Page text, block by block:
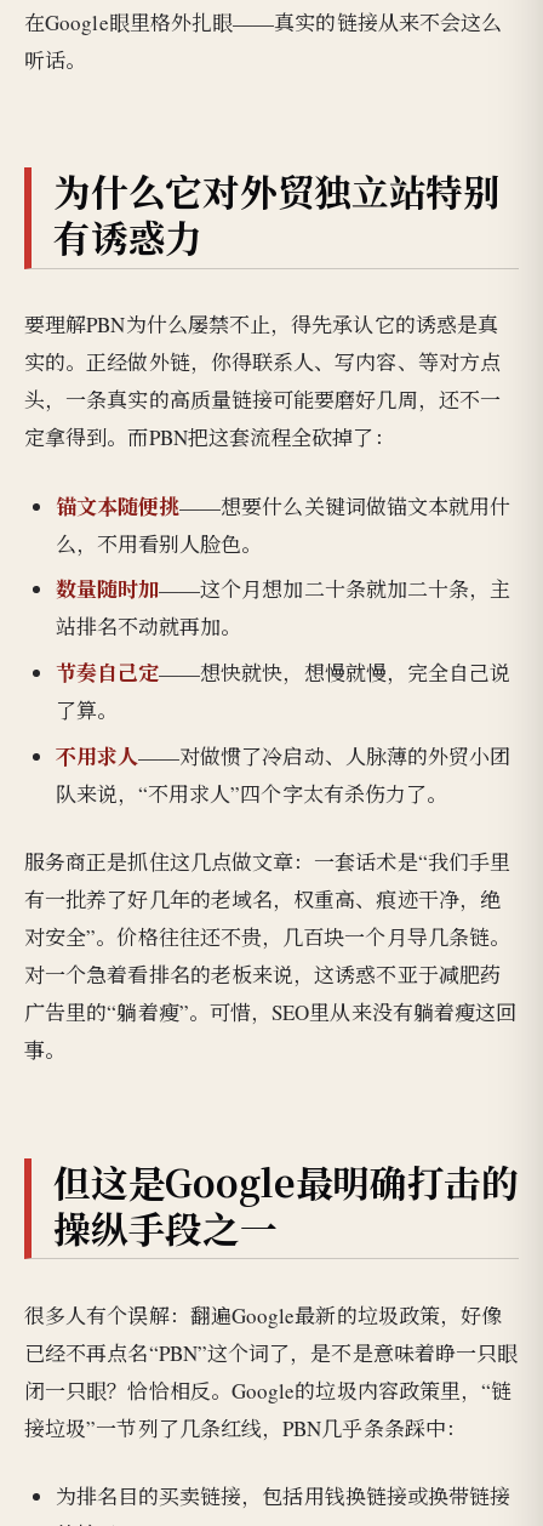
在Google眼里格外扎眼——真实的链接从来不会这么
听话。
为什么它对外贸独立站特别
有诱惑力
要理解PBN为什么屡禁不止，得先承认它的诱惑是真
实的。正经做外链，你得联系人、写内容、等对方点
头，一条真实的高质量链接可能要磨好几周，还不一
定拿得到。而PBN把这套流程全砍掉了：
锚文本随便挑——想要什么关键词做锚文本就用什
么，不用看别人脸色。
数量随时加——这个月想加二十条就加二十条，主
站排名不动就再加。
节奏自己定——想快就快，想慢就慢，完全自己说
了算。
不用求人——对做惯了冷启动、人脉薄的外贸小团
队来说，“不用求人”四个字太有杀伤力了。
服务商正是抓住这几点做文章：一套话术是“我们手里
有一批养了好几年的老域名，权重高、痕迹干净，绝
对安全”。价格往往还不贵，几百块一个月导几条链。
对一个急着看排名的老板来说，这诱惑不亚于减肥药
广告里的“躺着瘦”。可惜，SEO里从来没有躺着瘦这回
事。
但这是Google最明确打击的
操纵手段之一
很多人有个误解：翻遍Google最新的垃圾政策，好像
已经不再点名“PBN”这个词了，是不是意味着睁一只眼
闭一只眼？恰恰相反。Google的垃圾内容政策里，“链
接垃圾”一节列了几条红线，PBN几乎条条踩中：
为排名目的买卖链接，包括用钱换链接或换带链接